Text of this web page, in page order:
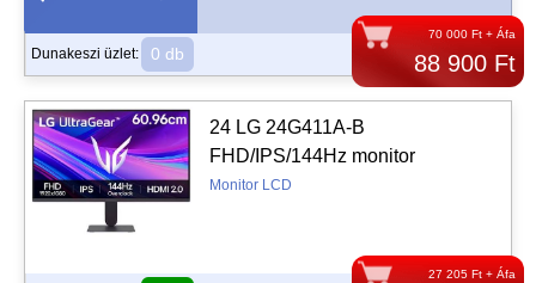
70 000 Ft + Áfa
88 900 Ft
Dunakeszi üzlet: 0 db
27 205 Ft + Áfa
24 LG 24G411A-B
FHD/IPS/144Hz monitor
Monitor LCD